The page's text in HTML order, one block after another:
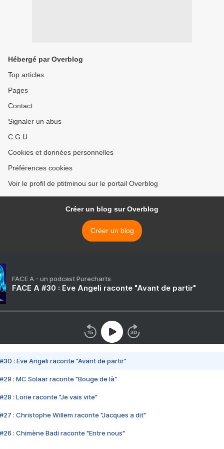
Hébergé par Overblog
Top articles
Pages
Contact
Signaler un abus
C.G.U.
Cookies et données personnelles
Préférences cookies
Voir le profil de ptitminou sur le portail Overblog
Créer un blog sur Overblog
Créer un blog
FACE A - un podcast Purecharts
FACE A #30 : Eve Angeli raconte "Avant de partir"
#30 : Eve Angeli raconte "Avant de partir"
#29 : MC Solaar raconte "Bouge de là"
#28 : Lorie raconte "Je vais vite"
#27 : Christophe Willem raconte "Jacques a dit"
#26 : Chimène Badi raconte "Entre nous"